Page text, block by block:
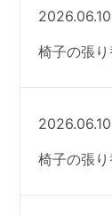
2026.06.10
椅子の張
2026.06.10
椅子の張